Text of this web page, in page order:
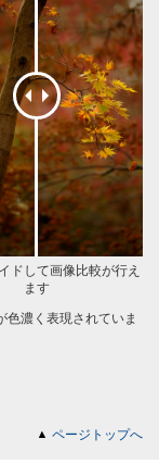
ドして画像比較が行え
ます
色濃く表現されていま
ページトップへ